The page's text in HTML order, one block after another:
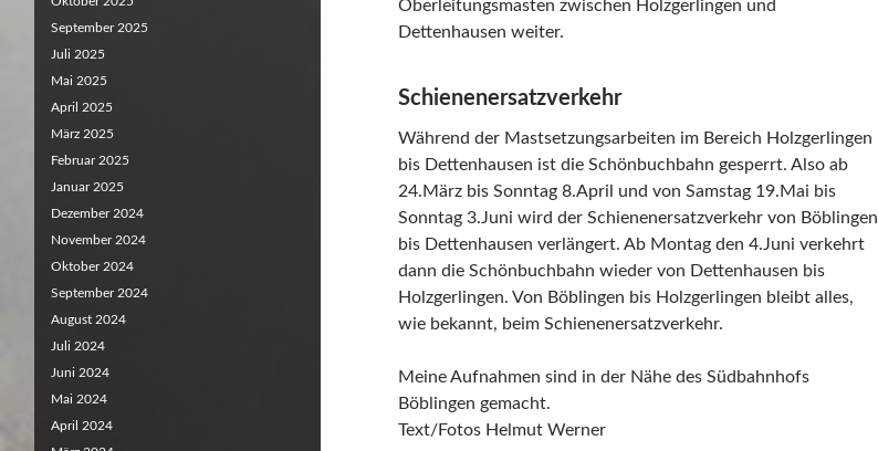
Oberleitungsmasten zwischen Holzgerlingen und
Dettenhausen weiter.
Schienenersatzverkehr
Während der Mastsetzungsarbeiten im Bereich Holzgerlingen
bis Dettenhausen ist die Schönbuchbahn gesperrt. Also ab
24.März bis Sonntag 8.April und von Samstag 19.Mai bis
Sonntag 3.Juni wird der Schienenersatzverkehr von Böblingen
bis Dettenhausen verlängert. Ab Montag den 4.Juni verkehrt
dann die Schönbuchbahn wieder von Dettenhausen bis
Holzgerlingen. Von Böblingen bis Holzgerlingen bleibt alles,
wie bekannt, beim Schienenersatzverkehr.
Meine Aufnahmen sind in der Nähe des Südbahnhofs
Böblingen gemacht.
Text/Fotos Helmut Werner
September 2025
Juli 2025
Mai 2025
April 2025
März 2025
Februar 2025
Januar 2025
Dezember 2024
November 2024
Oktober 2024
September 2024
August 2024
Juli 2024
Juni 2024
Mai 2024
April 2024